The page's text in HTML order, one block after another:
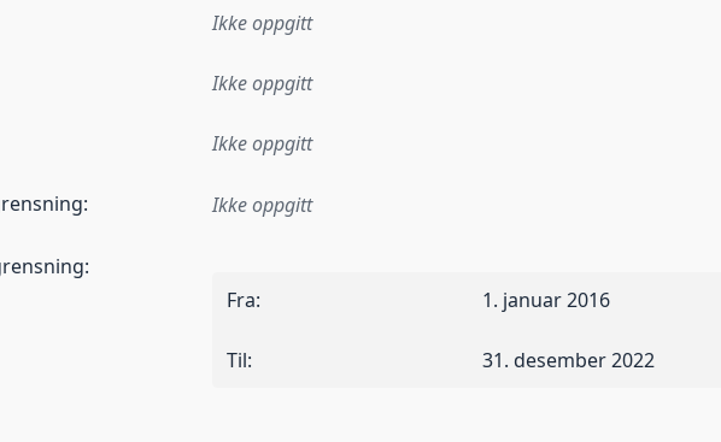
Ikke oppgitt
Ikke oppgitt
Ikke oppgitt
: Ikke oppgitt
:
Fra: 1. januar 2016
Til: 31. desember 2022